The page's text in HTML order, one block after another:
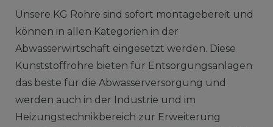
Unsere KG Rohre sind sofort montagebereit und
können in allen Kategorien in der
Abwasserwirtschaft eingesetzt werden. Diese
Kunststoffrohre bieten für Entsorgungsanlagen
das beste für die Abwasserversorgung und
werden auch in der Industrie und im
Heizungstechnikbereich zur Erweiterung